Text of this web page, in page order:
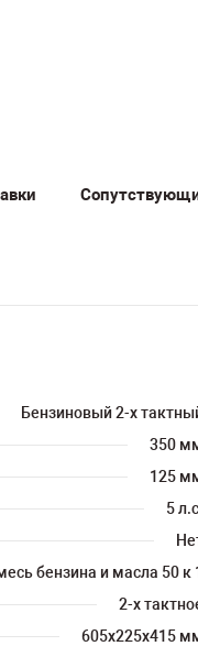
Бензиновый 2-х
350
125
5
бензина и масла 50 к
2-х
605х225х415